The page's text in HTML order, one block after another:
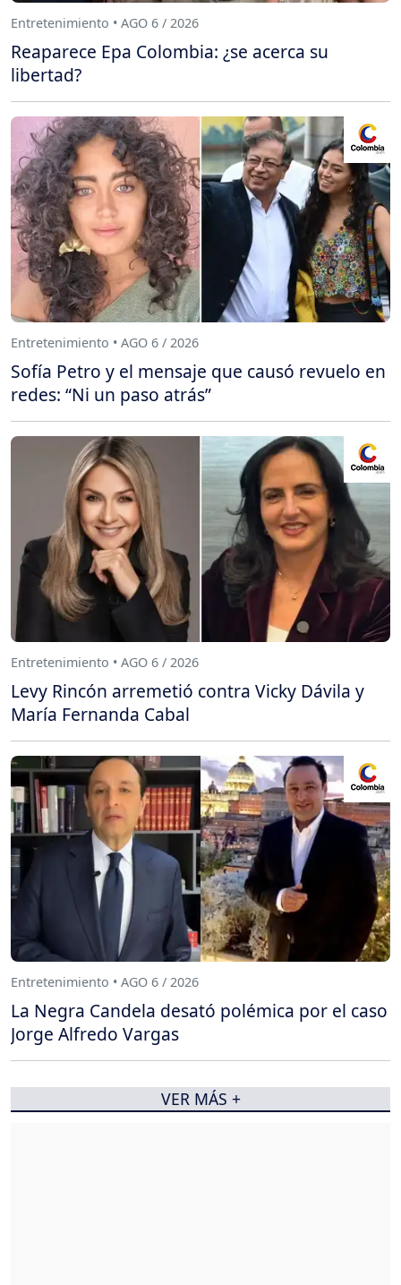
Entretenimiento • AGO 6 / 2026
Reaparece Epa Colombia: ¿se acerca su
libertad?
Entretenimiento • AGO 6 / 2026
Sofía Petro y el mensaje que causó revuelo en
redes: “Ni un paso atrás”
Entretenimiento • AGO 6 / 2026
Levy Rincón arremetió contra Vicky Dávila y
María Fernanda Cabal
Entretenimiento • AGO 6 / 2026
La Negra Candela desató polémica por el caso
Jorge Alfredo Vargas
VER MÁS +